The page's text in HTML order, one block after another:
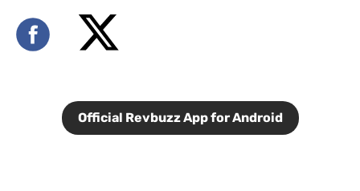
Official Revbuzz App for Android